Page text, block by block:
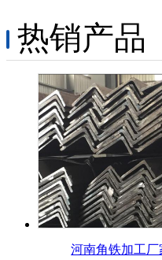
热销产品
河南角铁加工厂